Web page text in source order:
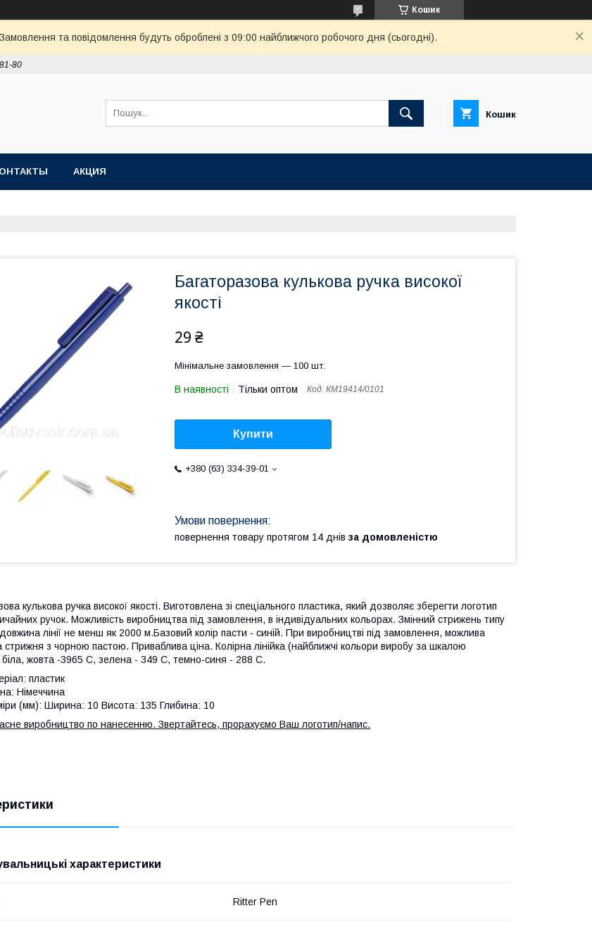
Кошик
та повідомлення будуть оброблені з 09:00 найближчого робочого дня (сьогодні).
80
Кошик
АКЦИЯ
Багаторазова кулькова ручка високої
якості
29 ₴
Мінімальне замовлення — 100 шт.
В наявності Тільки оптом Код: КМ19414/0101
Купити
+380 (63) 334-39-01
повернення товару протягом 14 днів за домовленістю
кулькова ручка високої якості. Виготовлена ​​зі спеціального пластика, який дозволяє зберегти логотип
ручок. Можливість виробництва під замовлення, в індивідуальних кольорах. Змінний стрижень типу
лінії не менш як 2000 м.Базовий колір пасти - синій. При виробництві під замовлення, можлива
стрижня з чорною пастою. Приваблива ціна. Колірна лінійка (найближчі кольори виробу за шкалою
жовта -3965 С, зелена - 349 С, темно-синя - 288 С.
пластик
Німеччина
(мм): Ширина: 10 Висота: 135 Глибина: 10
виробництво по нанесенню. Звертайтесь, прорахуємо Ваш логотип/напис.
характеристики
Ritter Pen